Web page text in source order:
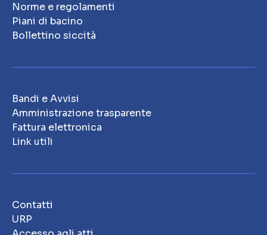
Norme e regolamenti
Piani di bacino
Bollettino siccità
Bandi e Avvisi
Amministrazione trasparente
Fattura elettronica
Link utili
Contatti
URP